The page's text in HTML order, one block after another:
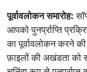
पूर्वावलोकन समारोह:
आपको पुनर्प्राप्ति
का पूर्वावलोकन करने
फ़ाइलों की अखंडता को